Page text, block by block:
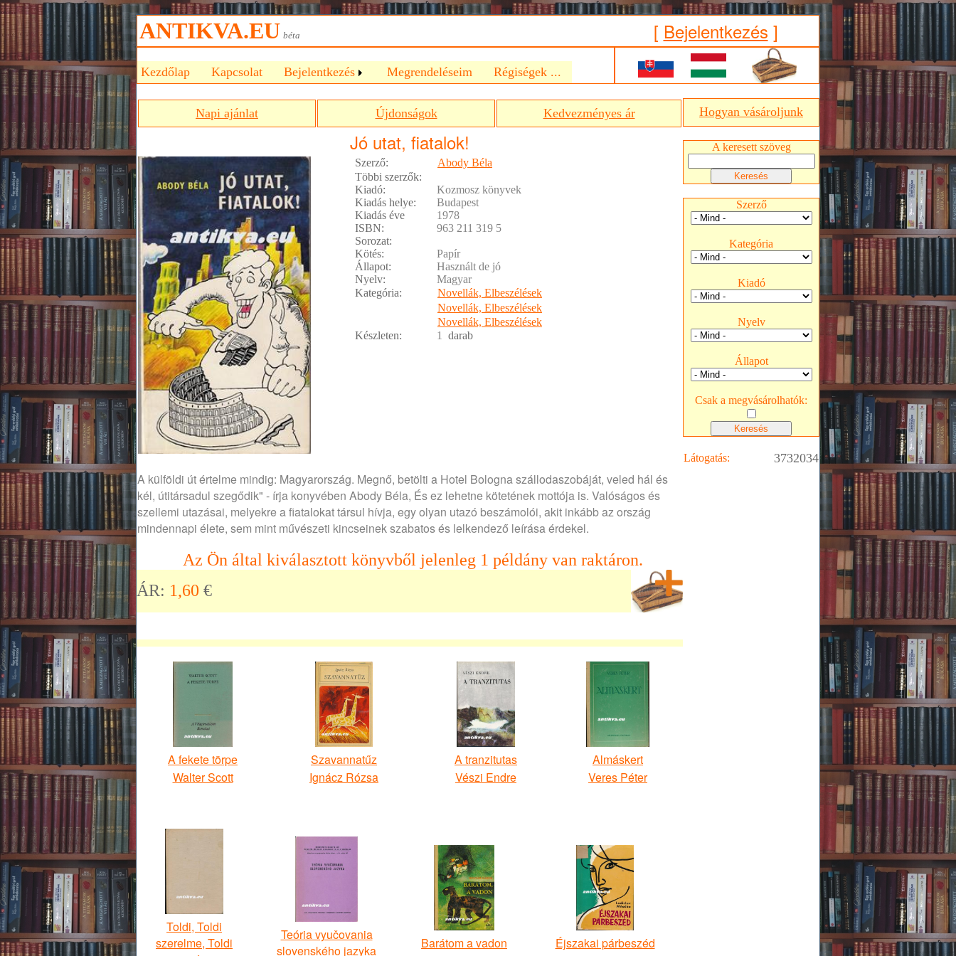
ANTIKVA.EU béta [ Bejelentkezés ]
Kezdőlap Kapcsolat Bejelentkezés Megrendeléseim Régiségek ...
Napi ajánlat Újdonságok Kedvezményes ár
Jó utat, fiatalok!
Szerző:
Abody Béla
Többi szerzők:
Kiadó:
Kozmosz könyvek
Kiadás helye:
Budapest
Kiadás éve
1978
ISBN:
963 211 319 5
Sorozat:
Kötés:
Papír
Állapot:
Használt de jó
Nyelv:
Magyar
Kategória:
Novellák, Elbeszélések
Novellák, Elbeszélések
Novellák, Elbeszélések
Készleten:
1 darab
A külföldi út értelme mindig: Magyarország. Megnő, betölti a Hotel Bologna szállodaszobáját, veled hál és
kél, útitársadul szegődik" - írja konyvében Abody Béla, És ez lehetne kötetének mottója is. Valóságos és
szellemi utazásai, melyekre a fiatalokat társul hívja, egy olyan utazó beszámolói, akit inkább az ország
mindennapi élete, sem mint művészeti kincseinek szabatos és lelkendező leírása érdekel.
Az Ön által kiválasztott könyvből jelenleg 1 példány van raktáron.
ÁR: 1,60 €
A fekete törpe
Walter Scott
Szavannatűz
Ignácz Rózsa
A tranzitutas
Vészi Endre
Almáskert
Veres Péter
Toldi, Toldi
szerelme, Toldi
Teória vyučovania
slovenského jazyka
Barátom a vadon
Éjszakai párbeszéd
Hogyan vásároljunk
A keresett szöveg
Szerző
Kategória
Kiadó
Nyelv
Állapot
Csak a megvásárolhatók:
Látogatás: 3732034